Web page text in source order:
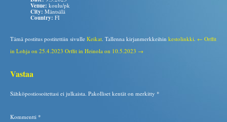
Venue: koulu/pk
City: Mäntsälä
Country: FI
Tämä postitus postitettiin sivulle Keikat . Tallenna kirjanmerkkeihin kestolinkki ← Orffit
in Lohja on 25.4.2023 Orffit in Heinola on 10.5.2023 →
Vastaa
Sähköpostiosoitettasi ei julkaista. Pakolliset kentät on merkitty *
Kommentti *